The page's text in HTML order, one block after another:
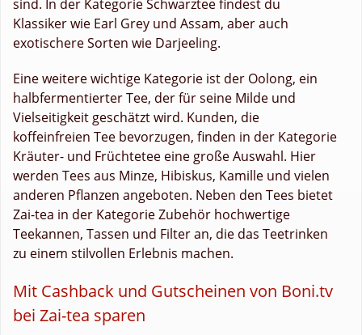
sind. In der Kategorie Schwarztee findest du
Klassiker wie Earl Grey und Assam, aber auch
exotischere Sorten wie Darjeeling.
Eine weitere wichtige Kategorie ist der Oolong, ein
halbfermentierter Tee, der für seine Milde und
Vielseitigkeit geschätzt wird. Kunden, die
koffeinfreien Tee bevorzugen, finden in der Kategorie
Kräuter- und Früchtetee eine große Auswahl. Hier
werden Tees aus Minze, Hibiskus, Kamille und vielen
anderen Pflanzen angeboten. Neben den Tees bietet
Zai-tea in der Kategorie Zubehör hochwertige
Teekannen, Tassen und Filter an, die das Teetrinken
zu einem stilvollen Erlebnis machen.
Mit Cashback und Gutscheinen von Boni.tv
bei Zai-tea sparen